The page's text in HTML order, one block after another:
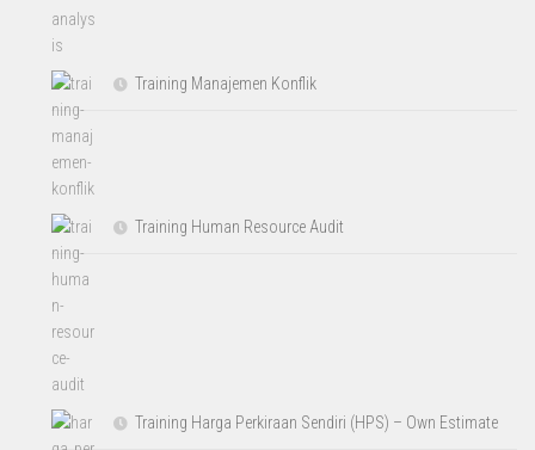
Training Manajemen Konflik
Training Human Resource Audit
Training Harga Perkiraan Sendiri (HPS) – Own Estimate